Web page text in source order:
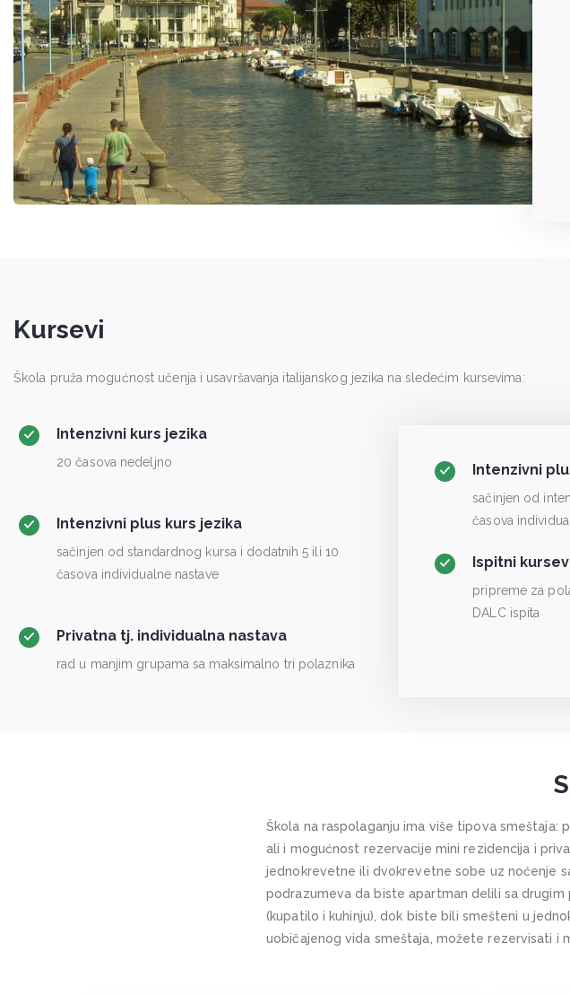
Kursevi
Škola pruža mogućnost učenja i usavršavanja italijanskog jezika na sledećim kursevima:
Intenzivni kurs jezika
20 časova nedeljno
Intenzivni plus kurs jezika
sačinjen od standardnog kursa i dodatnih 5 ili 10
časova individualne nastave
Privatna tj. individualna nastava
rad u manjim grupama sa maksimalno tri polaznika
Intenzivni
sačinjen od
časova
Ispitni
pripreme za
DALC ispita
Škola na raspolaganju ima više tipova smeštaja:
ali i mogućnost rezervacije mini rezidencija i
jednokrevetne ili dvokrevetne sobe uz noćenje
podrazumeva da biste apartman delili sa
(kupatilo i kuhinju), dok biste bili smešteni u
uobičajenog vida smeštaja, možete rezervisati i